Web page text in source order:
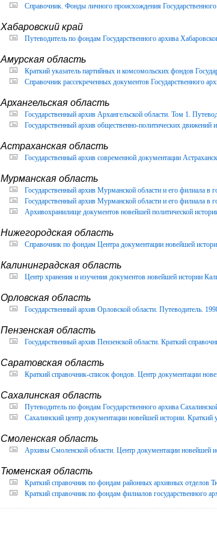
Справочник. Фонды личного происхождения
Хабаровский край
Путеводитель по фондам Государственного архива
Амурская область
Краткий указатель партийных и комсомольских фондов
Справочник рассекреченных документов Государственного
Архангельская область
Государственный архив Архангельской области. Том 1.
Государственный архив общественно-политических
Астраханская область
Государственный архив современной документации
Мурманская область
Государственный архив Мурманской области и его филиала в
Государственный архив Мурманской области и его филиала в
Архивохранилище документов новейшей политической
Нижегородская область
Справочник по фондам Центра документации новейшей
Калининградская область
Центр хранения и изучения документов новейшей истории
Орловская область
Государственный архив Орловской области. Путеводитель.
Пензенская область
Государственный архив Пензенской области. Краткий
Саратовская область
Краткий справочник-список фондов. Центр документации
Сахалинская область
Путеводитель по фондам Государственного архива
Сахалинский центр документации новейшей истории. Краткий
Смоленская область
Архивы Смоленской области. Центр документации новейшей
Тюменская область
Краткий справочник по фондам районных архивных отделов
Краткий справочник по фондам филиалов государственного